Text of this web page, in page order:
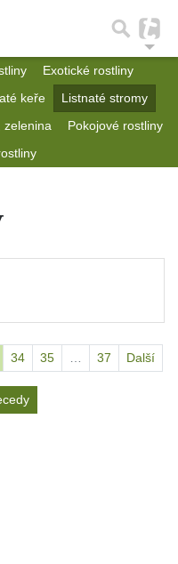
Exotické rostliny
keře
Listnaté stromy
zelenina
Pokojové rostliny
34 35 37 Další